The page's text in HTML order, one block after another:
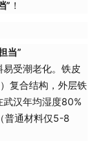
” ！
当”
受潮老化。铁皮
复合结构，外层铁
武汉年均湿度80%
普通材料仅5-8